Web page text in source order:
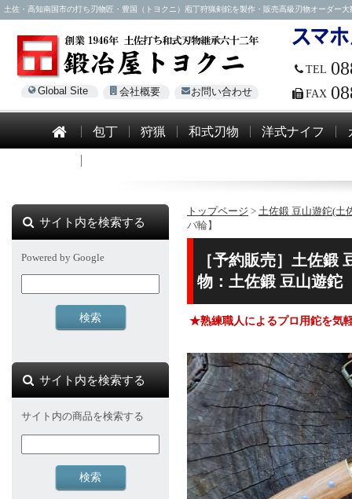
土佐・高知南国市の打ち刃物匠・豊国（トヨクニ）庖丁狩猟剣鉈を製作・販売高級刃物オーダー
Global Site 会社概要 お問い合わせ
TEL
FAX
包丁 狩猟 和式刃物 洋式ナイフ
トップページ > 土佐鍛 豆山遊鉈(土
バ輪】
［予約販売］土佐鍛
物：土佐鍛 豆山遊鉈
★熟練職人によるプロ用鉈を気
サイト内を検索する
Powered by Google
サイト内を検索する
サイト内の商品を検索する